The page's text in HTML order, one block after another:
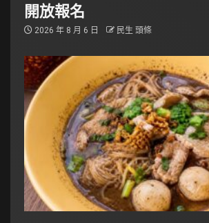
開放報名
2026 年 8 月 6 日 民生 頭條